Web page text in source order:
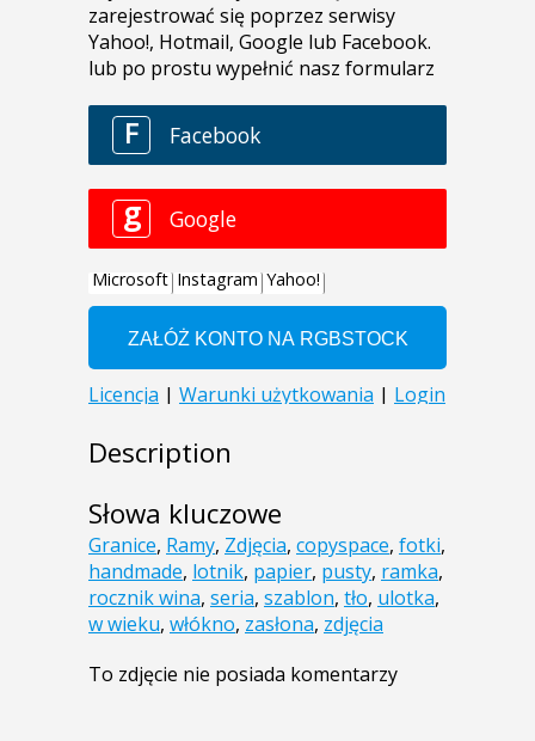
Description
Słowa kluczowe
Granice, Ramy, Zdjęcia, copyspace, fotki,
handmade, lotnik, papier, pusty, ramka,
rocznik wina, seria, szablon, tło, ulotka,
w wieku, włókno, zasłona, zdjęcia
To zdjęcie nie posiada komentarzy